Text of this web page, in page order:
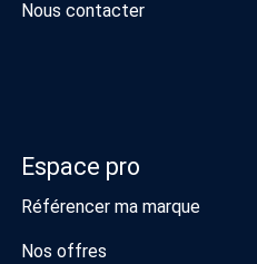
Nous contacter
Espace pro
Référencer ma marque
Nos offres